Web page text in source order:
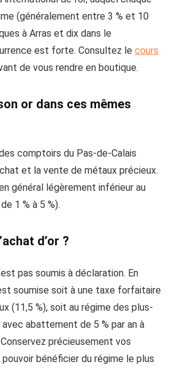
(généralement entre 3 % et 10
à Arras et dix dans le
est forte. Consultez le cours
de vous rendre en boutique.
or dans ces mêmes
comptoirs du Pas-de-Calais
et la vente de métaux précieux.
général légèrement inférieur au
1 % à 5 %).
d’or ?
pas soumis à déclaration. En
soumise soit à une taxe forfaitaire
(11,5 %), soit au régime des plus-
abattement de 5 % par an à
précieusement vos
bénéficier du régime le plus